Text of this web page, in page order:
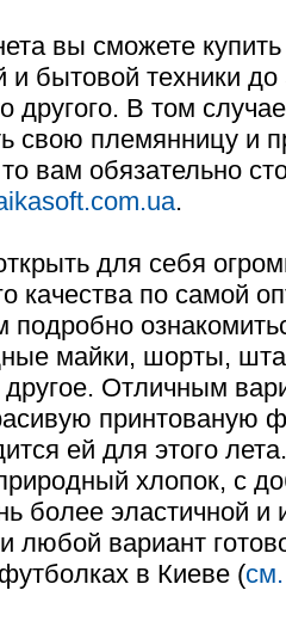
вы сможете купить
бытовой техники
другого. В том
свою племянницу и
вам обязательно
.
для себя
качества по самой
майки, шорты,
другое. Отличным
принтованую
ей для этого
хлопок, с
более эластичной
любой вариант
в Киеве (